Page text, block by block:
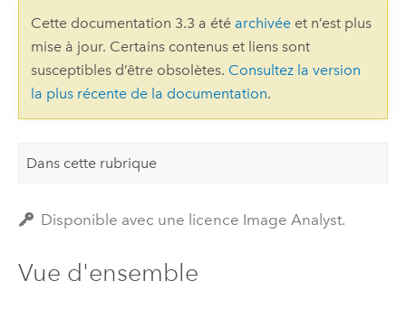
Cette documentation 3.3 a été archivéeet n’est plus
mise à jour. Certains contenus et liens sont
susceptibles d’être obsolètes. Consultez la version
la plus récente de la documentation.
Dans cette rubrique
Disponible avec une licence Image Analyst.
Vue d'ensemble